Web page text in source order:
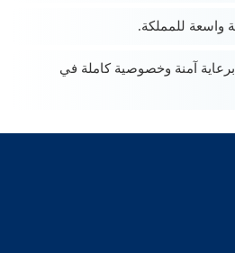
آمنة وخصوصية كاملة في